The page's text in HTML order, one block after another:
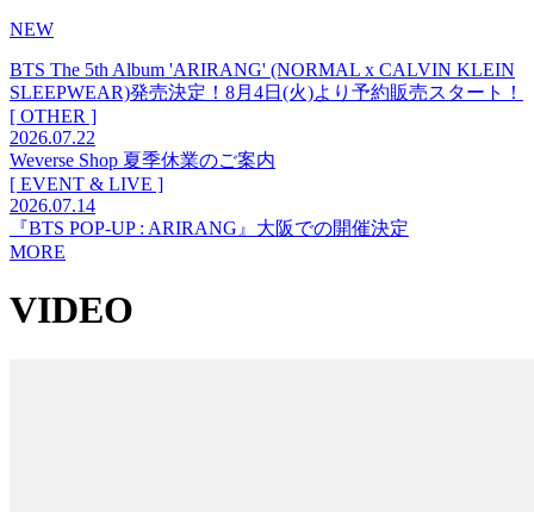
NEW
BTS The 5th Album 'ARIRANG' (NORMAL x CALVIN KLEIN
SLEEPWEAR)発売決定！8月4日(火)より予約販売スタート！
[ OTHER ]
2026.07.22
Weverse Shop 夏季休業のご案内
[ EVENT & LIVE ]
2026.07.14
『BTS POP-UP : ARIRANG』大阪での開催決定
MORE
VIDEO